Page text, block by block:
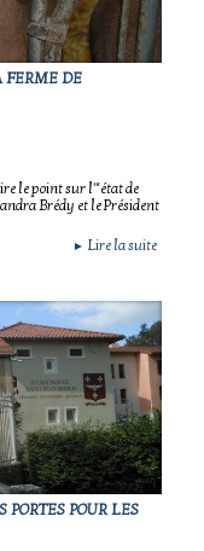
FERME DE
le point sur l'"état de
Brédy et le Président
► Lire la suite
PORTES POUR LES